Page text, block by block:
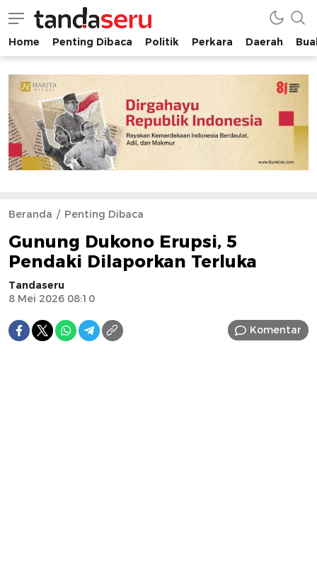
tandaseru.com | Penting Dibaca
tandaseru.com
Home Penting Dibaca Politik Perkara Daerah
Beranda Penting Dibaca
Gunung Dukono Erupsi, 5
Pendaki Dilaporkan Terluka
Tandaseru
8 Mei 2026 08:10
Komentar